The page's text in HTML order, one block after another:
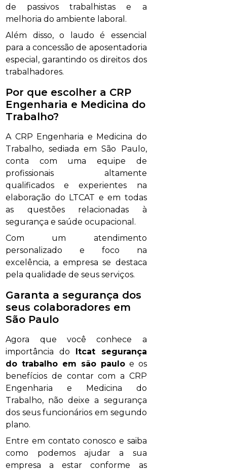
de passivos trabalhistas e a
melhoria do ambiente laboral.
Além disso, o laudo é essencial
para a concessão de aposentadoria
especial, garantindo os direitos dos
trabalhadores.
Por que escolher a CRP
Engenharia e Medicina do
Trabalho?
A CRP Engenharia e Medicina do
Trabalho, sediada em São Paulo,
conta com uma equipe de
profissionais altamente
qualificados e experientes na
elaboração do LTCAT e em todas
as questões relacionadas à
segurança e saúde ocupacional.
Com um atendimento
personalizado e foco na
excelência, a empresa se destaca
pela qualidade de seus serviços.
Garanta a segurança dos
seus colaboradores em
São Paulo
Agora que você conhece a
importância do
ltcat segurança
do trabalho em são pauloe os
benefícios de contar com a CRP
Engenharia e Medicina do
Trabalho, não deixe a segurança
dos seus funcionários em segundo
plano.
Entre em contato conosco e saiba
como podemos ajudar a sua
empresa a estar conforme as